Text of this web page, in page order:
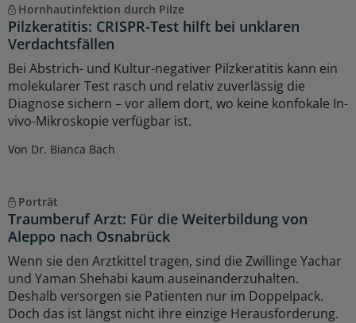
Hornhautinfektion durch Pilze
Pilzkeratitis: CRISPR-Test hilft bei unklaren
Verdachtsfällen
Bei Abstrich- und Kultur-negativer Pilzkeratitis kann ein
molekularer Test rasch und relativ zuverlässig die
Diagnose sichern – vor allem dort, wo keine konfokale In-
vivo-Mikroskopie verfügbar ist.
Von Dr. Bianca Bach
Porträt
Traumberuf Arzt: Für die Weiterbildung von
Aleppo nach Osnabrück
Wenn sie den Arztkittel tragen, sind die Zwillinge Yachar
und Yaman Shehabi kaum auseinanderzuhalten.
Deshalb versorgen sie Patienten nur im Doppelpack.
Doch das ist längst nicht ihre einzige Herausforderung.